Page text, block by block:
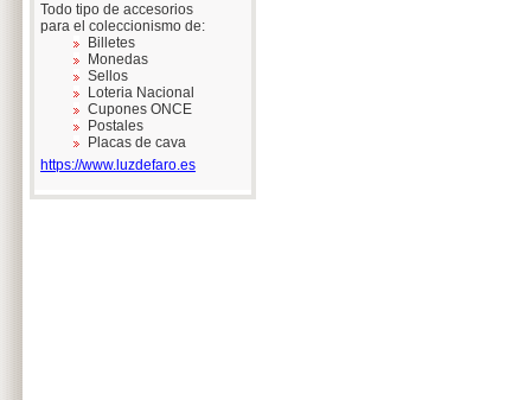
Todo tipo de accesorios
para el coleccionismo de:
Billetes
Monedas
Sellos
Loteria Nacional
Cupones ONCE
Postales
Placas de cava
https://www.luzdefaro.es